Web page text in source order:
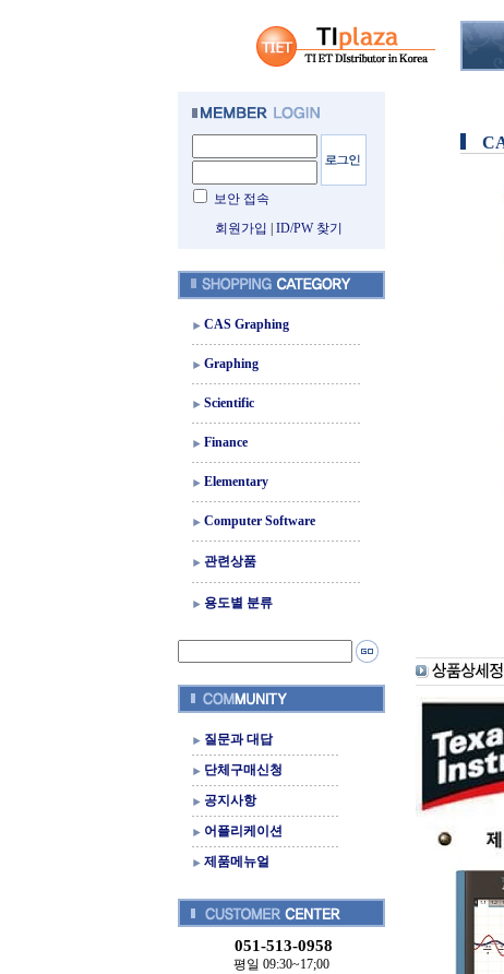
보안 접속
회원가입
ID/PW 찾기
CAS Graphing
Graphing
Scientific
Finance
Elementary
Computer Software
관련상품
용도별 분류
질문과 대답
단체구매신청
공지사항
어플리케이션
제품메뉴얼
051-513-0958
평일 09:30~17;00